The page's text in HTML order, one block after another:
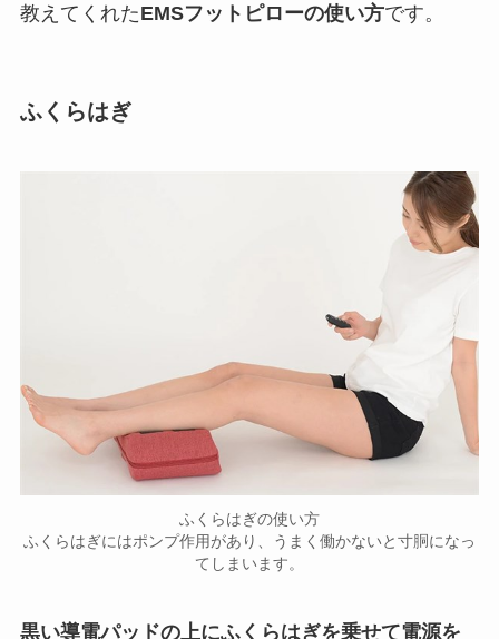
教えてくれたEMSフットピローの使い方です。
ふくらはぎ
ふくらはぎの使い方
ふくらはぎにはポンプ作用があり、うまく働かないと寸胴になっ
てしまいます。
黒い導電パッドの上にふくらはぎを乗せて電源を